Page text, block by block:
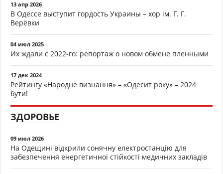
13 апр 2026
В Одессе выступит гордость Украины – хор ім. Г. Г.
Верёвки
04 июл 2025
Их ждали с 2022-го: репортаж о новом обмене пленными
17 дек 2024
Рейтингу «Народне визнання» – «Одесит року» – 2024
бути!
ЗДОРОВЬЕ
09 июл 2026
На Одещині відкрили сонячну електростанцію для
забезпечення енергетичної стійкості медичних закладів